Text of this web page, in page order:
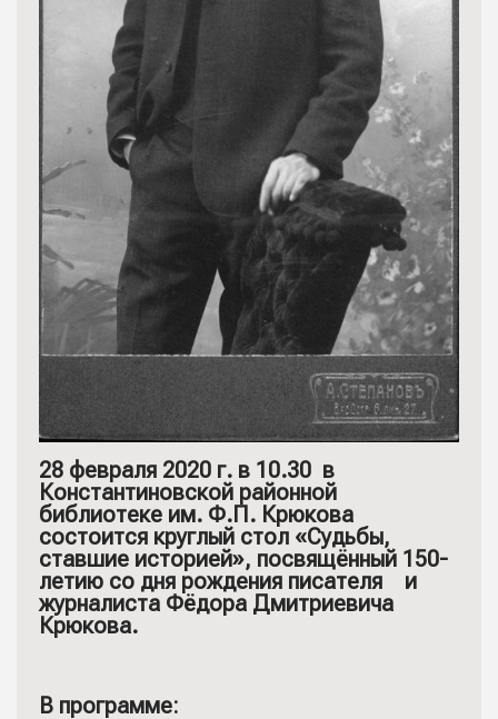
28 февраля 2020 г. в 10.30 в
Константиновской районной
библиотеке им. Ф.П. Крюкова
состоится круглый стол «Судьбы,
ставшие историей», посвящённый 150-
летию со дня рождения писателя и
журналиста Фёдора Дмитриевича
Крюкова.
В программе: